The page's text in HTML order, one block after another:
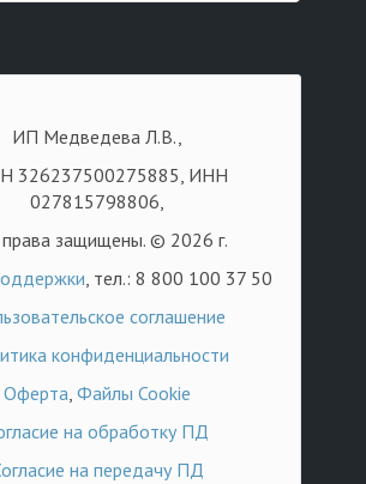
ИП Медведева Л.В.,
326237500275885, ИНН
027815798806,
защищены. © 2026 г.
, тел.: 8 800 100 37 50
соглашение
конфиденциальности
Оферта, Файлы Cookie
на обработку ПД
на передачу ПД